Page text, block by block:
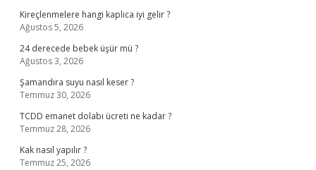
Kireçlenmelere hangi kaplıca iyi gelir ?
Ağustos 5, 2026
24 derecede bebek üşür mü ?
Ağustos 3, 2026
Şamandıra suyu nasıl keser ?
Temmuz 30, 2026
TCDD emanet dolabı ücreti ne kadar ?
Temmuz 28, 2026
Kak nasıl yapılır ?
Temmuz 25, 2026